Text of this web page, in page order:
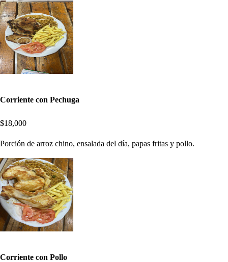
Corriente con Pechuga
$18,000
Porción de arroz chino, ensalada del día, papas fritas y pollo.
Corriente con Pollo